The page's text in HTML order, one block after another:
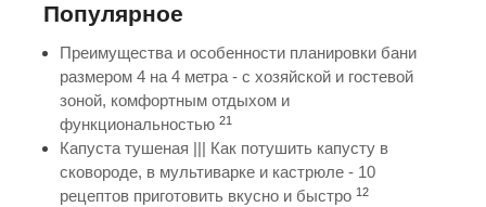
Популярное
Преимущества и особенности планировки бани
размером 4 на 4 метра - с хозяйской и гостевой
зоной, комфортным отдыхом и
функциональностью 21
Капуста тушеная ||| Как потушить капусту в
сковороде, в мультиварке и кастрюле - 10
рецептов приготовить вкусно и быстро 12